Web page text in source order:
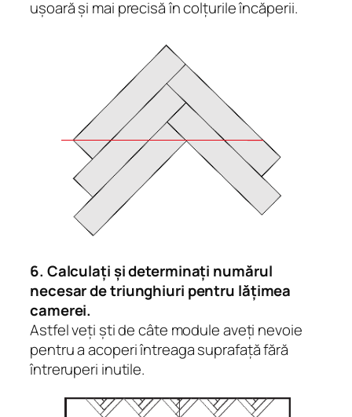
ușoară și mai precisă în colțurile încăperii.
6. Calculați și determinați numărul
necesar de triunghiuri pentru lățimea
camerei.
Astfel veți ști de câte module aveți nevoie
pentru a acoperi întreaga suprafață fără
întreruperi inutile.